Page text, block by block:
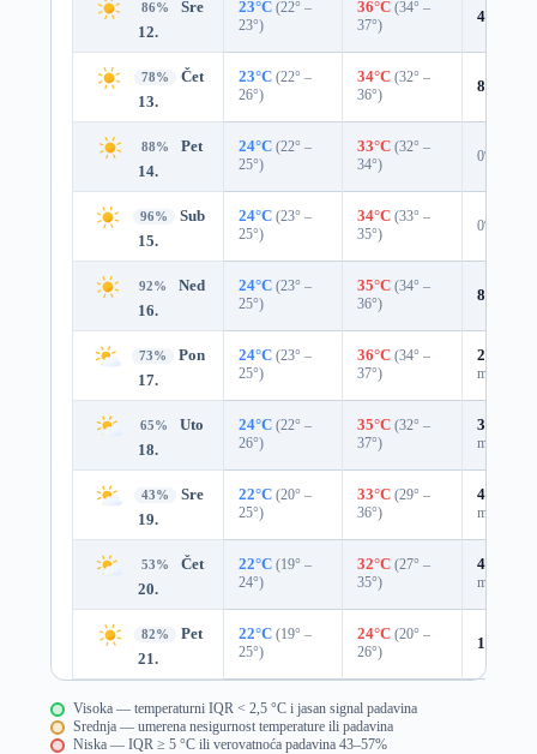
86%
Sre
12.
23°C (22° –
23°)
36°C (34° –
37°)
4%
78%
Čet
13.
23°C (22° –
26°)
34°C (32° –
36°)
8%
88%
Pet
14.
24°C (22° –
25°)
33°C (32° –
34°)
0%
96%
Sub
15.
24°C (23° –
25°)
34°C (33° –
35°)
0%
92%
Ned
16.
24°C (23° –
25°)
35°C (34° –
36°)
8%
73%
Pon
17.
24°C (23° –
25°)
36°C (34° –
37°)
25%
mm)
65%
Uto
18.
24°C (22° –
26°)
35°C (32° –
37°)
31%
mm)
43%
Sre
19.
22°C (20° –
25°)
33°C (29° –
36°)
47%
mm)
53%
Čet
20.
22°C (19° –
24°)
32°C (27° –
35°)
43%
mm)
82%
Pet
21.
22°C (19° –
25°)
24°C (20° –
26°)
16%
Visoka — temperaturni IQR < 2,5 °C i jasan signal padavina
Srednja — umerena nesigurnost temperature ili padavina
Niska — IQR ≥ 5 °C ili verovatnoća padavina 43–57%